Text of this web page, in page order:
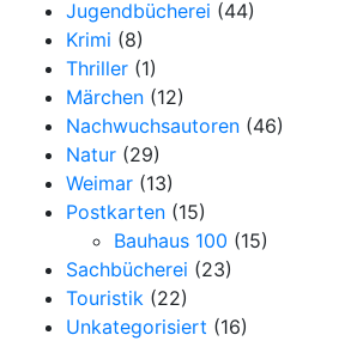
Jugendbücherei (44)
Krimi (8)
Thriller (1)
Märchen (12)
Nachwuchsautoren (46)
Natur (29)
Weimar (13)
Postkarten (15)
Bauhaus 100 (15)
Sachbücherei (23)
Touristik (22)
Unkategorisiert (16)